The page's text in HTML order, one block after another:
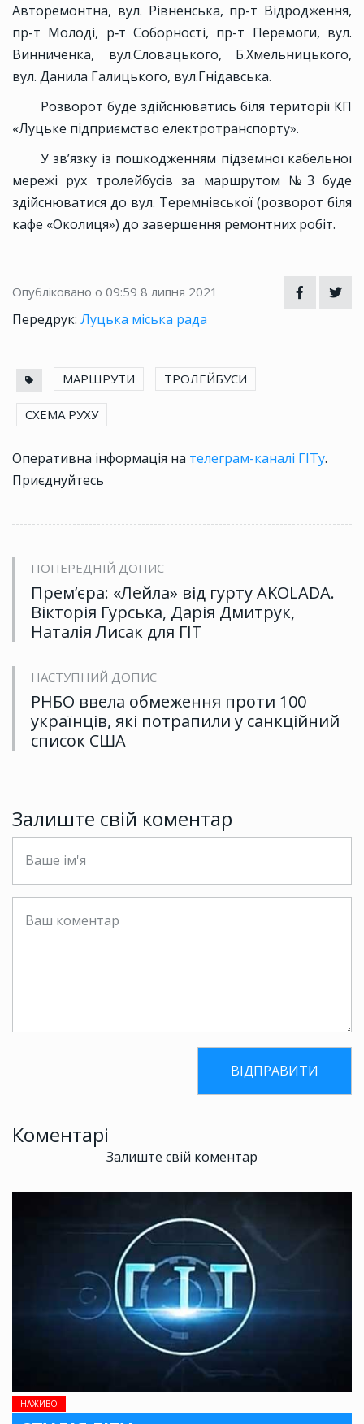
НАЖИВО
Авторемонтна, вул. Рівненська, пр-т Відродження,
пр-т Молоді, р‑т Соборності, пр-т Перемоги, вул.
Винниченка, вул.Словацького, Б.Хмельницького,
вул. Данила Галицького, вул.Гнідавська.
Розворот буде здійснюватись біля території КП
«Луцьке підприємство електротранспорту».
У зв’язку із пошкодженням підземної кабельної
мережі рух тролейбусів за маршрутом №3 буде
здійснюватися до вул. Теремнівської (розворот біля
кафе «Околиця») до завершення ремонтних робіт.
Опубліковано о 09:59 8 липня 2021
Передрук: Луцька міська рада
МАРШРУТИ ТРОЛЕЙБУСИ
СХЕМА РУХУ
Оперативна інформація на телеграм-каналі ГІТу.
Приєднуйтесь
ПОПЕРЕДНІЙ ДОПИС
Прем’єра: «Лейла» від гурту AKOLADA.
Вікторія Гурська, Дарія Дмитрук,
Наталія Лисак для ГІТ
НАСТУПНИЙ ДОПИС
РНБО ввела обмеження проти 100
українців, які потрапили у санкційний
список США
Залиште свій коментар
Коментарі
Залиште свій коментар